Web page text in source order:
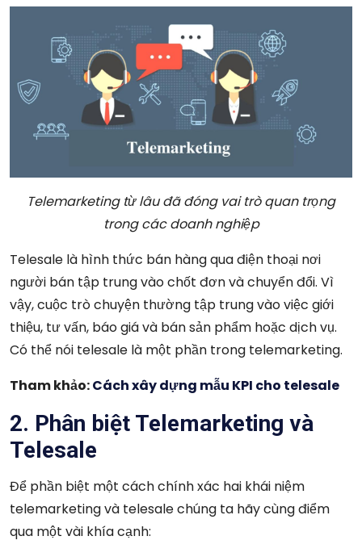
Telemarketing từ lâu đã đóng vai trò quan trọng
trong các doanh nghiệp
Telesale là hình thức bán hàng qua điện thoại nơi
người bán tập trung vào chốt đơn và chuyển đổi. Vì
vậy, cuộc trò chuyện thường tập trung vào việc giới
thiệu, tư vấn, báo giá và bán sản phẩm hoặc dịch vụ.
Có thể nói telesale là một phần trong telemarketing.
Tham khảo:Cách xây dựng mẫu KPI cho telesale
2. Phân biệt Telemarketing và
Telesale
Để phần biệt một cách chính xác hai khái niệm
telemarketing và telesale chúng ta hãy cùng điểm
qua một vài khía cạnh: